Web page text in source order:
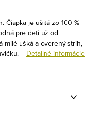
Čiapka je ušitá zo 100 %
pre deti už od
milé ušká a overený strih,
Detailné informácie